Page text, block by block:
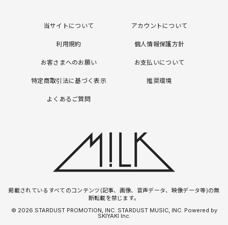
当サイトについて アカウントについて
利用規約 個人情報保護方針
お客さまへのお願い お支払いについて
特定商取引法に基づく表示 推奨環境
よくあるご質問
掲載されているすべてのコンテンツ(記事、画像、音声データ、映像データ等)の無
断転載を禁じます。
© 2026 STARDUST PROMOTION, INC. STARDUST MUSIC, INC. Powered by
SKIYAKI Inc.